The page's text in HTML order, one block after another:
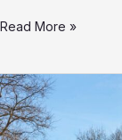
Read More »
Felújítják
a
Berda